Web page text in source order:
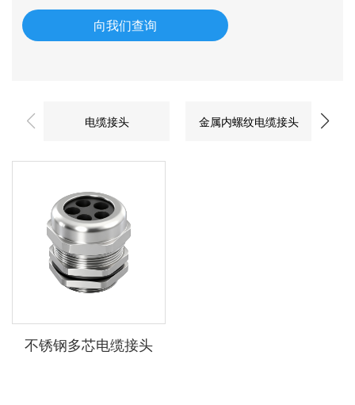
向我们查询
电缆接头 金属内螺纹电缆接头
不锈钢多芯电缆接头